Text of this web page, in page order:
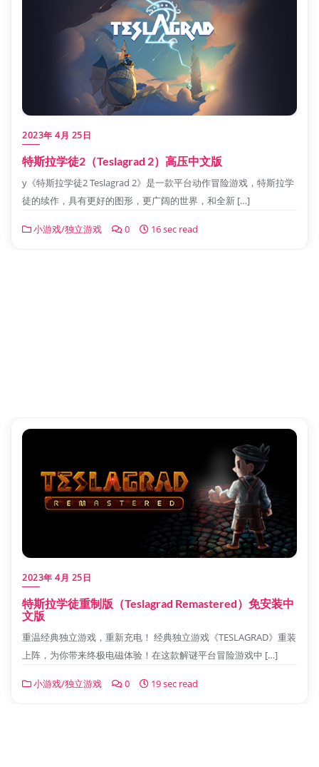
2023年 4月 25日
特斯拉学徒2（Teslagrad 2）高压中文版
y《特斯拉学徒2 Teslagrad 2》是一款平台动作冒险游戏，特斯拉学
徒的续作，具有更好的图形，更广阔的世界，和全新 […]
小游戏/独立游戏 0 16 sec read
2023年 4月 25日
特斯拉学徒重制版（Teslagrad Remastered）免安装中
文版
重温经典独立游戏，重新充电！ 经典独立游戏《TESLAGRAD》重装
上阵，为你带来终极电磁体验！在这款解谜平台冒险游戏中 […]
小游戏/独立游戏 0 19 sec read